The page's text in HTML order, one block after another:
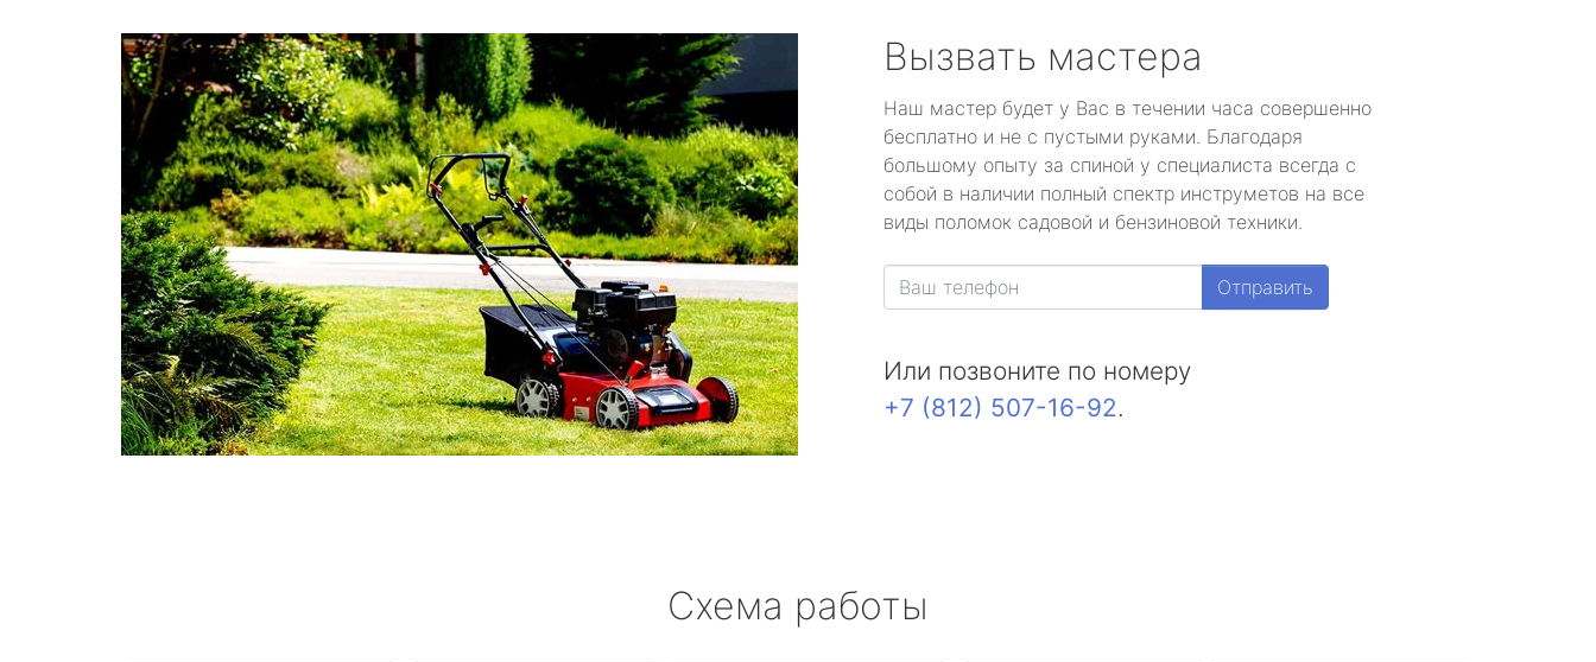
Вызвать мастера
Наш мастер будет у Вас в течении часа совершенно
бесплатно и не с пустыми руками. Благодаря
большому опыту за спиной у специалиста всегда с
собой в наличии полный спектр инструметов на все
виды поломок садовой и бензиновой техники.
Отправить
Или позвоните по номеру
+7 (812) 507-16-92.
Схема работы